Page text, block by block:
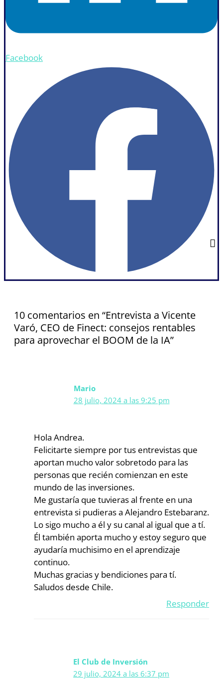
Facebook
10 comentarios en “Entrevista a Vicente
Varó, CEO de Finect: consejos rentables
para aprovechar el BOOM de la IA”
Mario
28 julio, 2024 a las 9:25 pm
Hola Andrea.
Felicitarte siempre por tus entrevistas que
aportan mucho valor sobretodo para las
personas que recién comienzan en este
mundo de las inversiones.
Me gustaría que tuvieras al frente en una
entrevista si pudieras a Alejandro Estebaranz.
Lo sigo mucho a él y su canal al igual que a tí.
Él también aporta mucho y estoy seguro que
ayudaría muchisimo en el aprendizaje
continuo.
Muchas gracias y bendiciones para tí.
Saludos desde Chile.
Responder
El Club de Inversión
29 julio, 2024 a las 6:37 pm